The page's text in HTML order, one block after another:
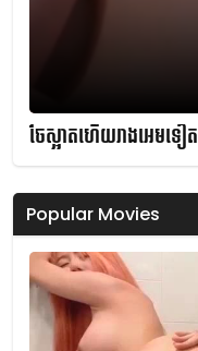
ចែស្អាតហើយរាងអេមទៀត
Popular Movies